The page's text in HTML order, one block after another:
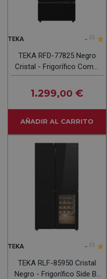
TEKA - (0)
TEKA RFD-77825 Negro
Cristal - Frigorífico Combi
NO FROST
1.299,00 €
AÑADIR AL CARRITO
TEKA - (0)
TEKA RLF-85950 Cristal
Negro - Frigorífico Side By